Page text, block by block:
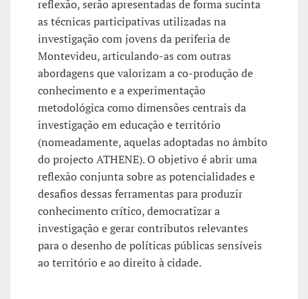
reflexão, serão apresentadas de forma sucinta
as técnicas participativas utilizadas na
investigação com jovens da periferia de
Montevideu, articulando-as com outras
abordagens que valorizam a co-produção de
conhecimento e a experimentação
metodológica como dimensões centrais da
investigação em educação e território
(nomeadamente, aquelas adoptadas no âmbito
do projecto ATHENE). O objetivo é abrir uma
reflexão conjunta sobre as potencialidades e
desafios dessas ferramentas para produzir
conhecimento crítico, democratizar a
investigação e gerar contributos relevantes
para o desenho de políticas públicas sensíveis
ao território e ao direito à cidade.